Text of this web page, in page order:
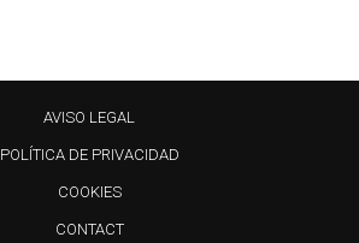
AVISO LEGAL
POLÍTICA DE PRIVACIDAD
COOKIES
CONTACT